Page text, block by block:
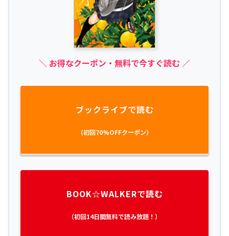
＼ お得なクーポン・無料で今すぐ読む ／
ブックライブで読む
（初回70%OFFクーポン）
BOOK☆WALKERで読む
（初回14日間無料で読み放題！）